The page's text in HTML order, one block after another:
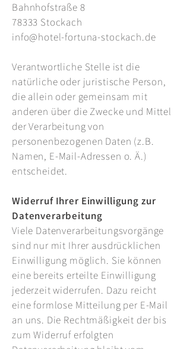
Bahnhofstraße 8
78333 Stockach
info@hotel-fortuna-stockach.de
Verantwortliche Stelle ist die
natürliche oder juristische Person,
die allein oder gemeinsam mit
anderen über die Zwecke und Mittel
der Verarbeitung von
personenbezogenen Daten (z.B.
Namen, E-Mail-Adressen o. Ä.)
entscheidet.
Widerruf Ihrer Einwilligung zur
Datenverarbeitung
Viele Datenverarbeitungsvorgänge
sind nur mit Ihrer ausdrücklichen
Einwilligung möglich. Sie können
eine bereits erteilte Einwilligung
jederzeit widerrufen. Dazu reicht
eine formlose Mitteilung per E-Mail
an uns. Die Rechtmäßigkeit der bis
zum Widerruf erfolgten